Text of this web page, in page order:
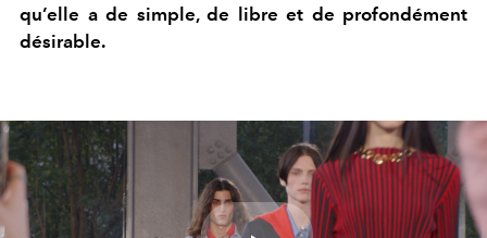
qu’elle a de simple, de libre et de profondément
désirable.